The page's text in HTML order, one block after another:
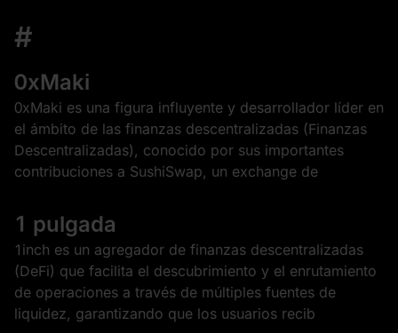
#
0xMaki
0xMaki es una figura influyente y desarrollador líder en
el ámbito de las finanzas descentralizadas (Finanzas
Descentralizadas), conocido por sus importantes
contribuciones a SushiSwap, un exchange de
1 pulgada
1inch es un agregador de finanzas descentralizadas
(DeFi) que facilita el descubrimiento y el enrutamiento
de operaciones a través de múltiples fuentes de
liquidez, garantizando que los usuarios recib